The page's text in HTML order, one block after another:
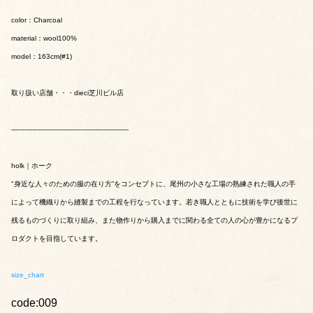
color：Charcoal
material：wool100%
model：163cm(#1)
取り扱い店舗・・・dieci芝川ビル店
--------------------------------------------------------
holk｜ホーク
"身近な人々のための服の在り方”をコンセプトに、尾州の小さな工場の熟練された職人の手
によって機織りから縫製までの工程を行なっています。若き職人とともに技術を学び後世に
残るものづくりに取り組み、また物作りから購入までに関わる全ての人の心が豊かになるプ
ロダクトを目指しています。
size_chart
code:009